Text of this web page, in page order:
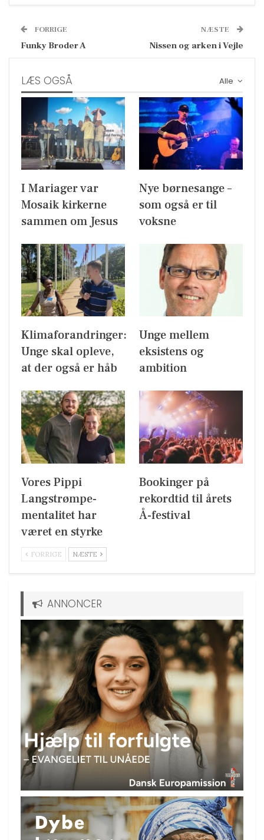
FORRIGE
Funky Broder A
NÆSTE
Nissen og arken i Vejle
Alle
LÆS OGSÅ
I Mariager var
Mosaik kirkerne
sammen om Jesus
Nye børnesange –
som også er til
voksne
Klimaforandringer:
Unge skal opleve,
at der også er håb
Unge mellem
eksistens og
ambition
Vores Pippi
Langstrømpe-
mentalitet har
været en styrke
Bookinger på
rekordtid til årets
Å-festival
FORRIGE NÆSTE
ANNONCER